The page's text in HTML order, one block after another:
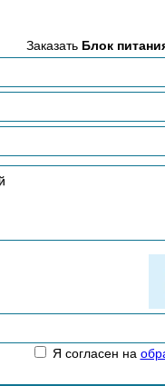
Заказать Блок
Я согласен на